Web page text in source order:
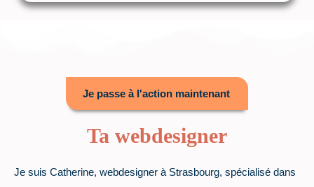
Je passe à l'action maintenant
Ta webdesigner
Je suis Catherine, webdesigner à Strasbourg, spécialisé dans